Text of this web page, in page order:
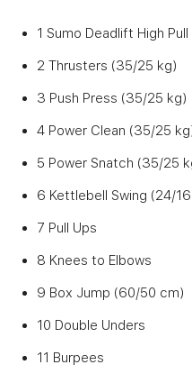
1 Sumo Deadlift High
2 Thrusters (35/25 kg)
3 Push Press (35/25 kg)
4 Power Clean (35/25
5 Power Snatch (35/25
6 Kettlebell Swing (24/
7 Pull Ups
8 Knees to Elbows
9 Box Jump (60/50 cm)
10 Double Unders
11 Burpees